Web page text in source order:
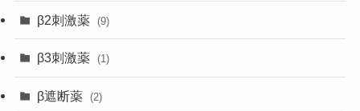
β2刺激薬 (9)
β3刺激薬 (1)
β遮断薬 (2)